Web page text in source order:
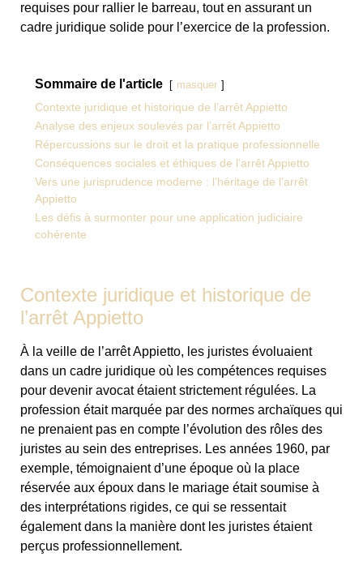
requises pour rallier le barreau, tout en assurant un
cadre juridique solide pour l’exercice de la profession.
Sommaire de l'article masquer
Contexte juridique et historique de l’arrêt Appietto
Analyse des enjeux soulevés par l’arrêt Appietto
Répercussions sur le droit et la pratique professionnelle
Conséquences sociales et éthiques de l’arrêt Appietto
Vers une jurisprudence moderne : l’héritage de l’arrêt
Appietto
Les défis à surmonter pour une application judiciaire
cohérente
Contexte juridique et historique de
l’arrêt Appietto
À la veille de l’arrêt Appietto, les juristes évoluaient
dans un cadre juridique où les compétences requises
pour devenir avocat étaient strictement régulées. La
profession était marquée par des normes archaïques qui
ne prenaient pas en compte l’évolution des rôles des
juristes au sein des entreprises. Les années 1960, par
exemple, témoignaient d’une époque où la place
réservée aux époux dans le mariage était soumise à
des interprétations rigides, ce qui se ressentait
également dans la manière dont les juristes étaient
perçus professionnellement.